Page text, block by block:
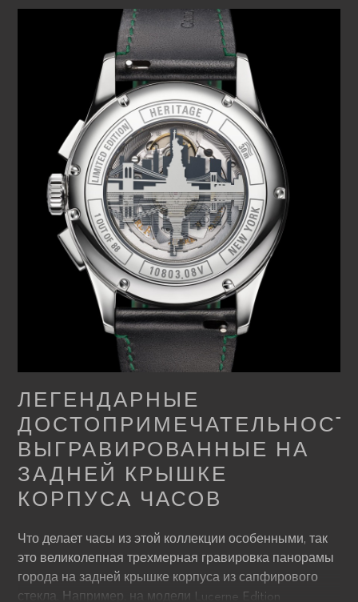
ЛЕГЕНДАРНЫЕ
ВЫГРАВИРОВАННЫЕ НА
ЗАДНЕЙ КРЫШКЕ
КОРПУСА ЧАСОВ
Что делает часы из этой коллекции особенными, так
это великолепная трехмерная гравировка панорамы
города на задней крышке корпуса из сапфирового
стекла. Например, на модели Lucerne Edition